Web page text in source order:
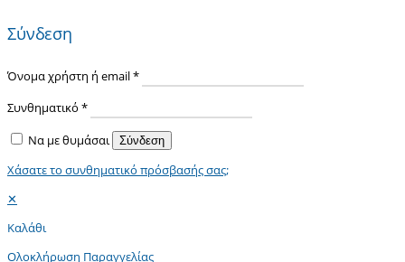
Σύνδεση
Όνομα χρήστη ή email*
Συνθηματικό *
Να με θυμάσαι
Σύνδεση
Χάσατε το συνθηματικό πρόσβασής σας;
✕
Καλάθι
Ολοκλήρωση Παραγγελίας